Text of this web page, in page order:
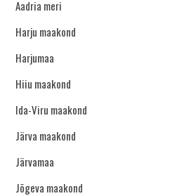
Aadria meri
Harju maakond
Harjumaa
Hiiu maakond
Ida-Viru maakond
Järva maakond
Järvamaa
Jõgeva maakond